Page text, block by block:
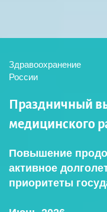
Здравоохранение
России
Праздничный
медицинского
Повышение
активное
приоритеты